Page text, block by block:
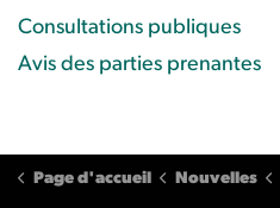
Consultations publiques
Avis des parties prenantes
Page d'accueil Nouvelles